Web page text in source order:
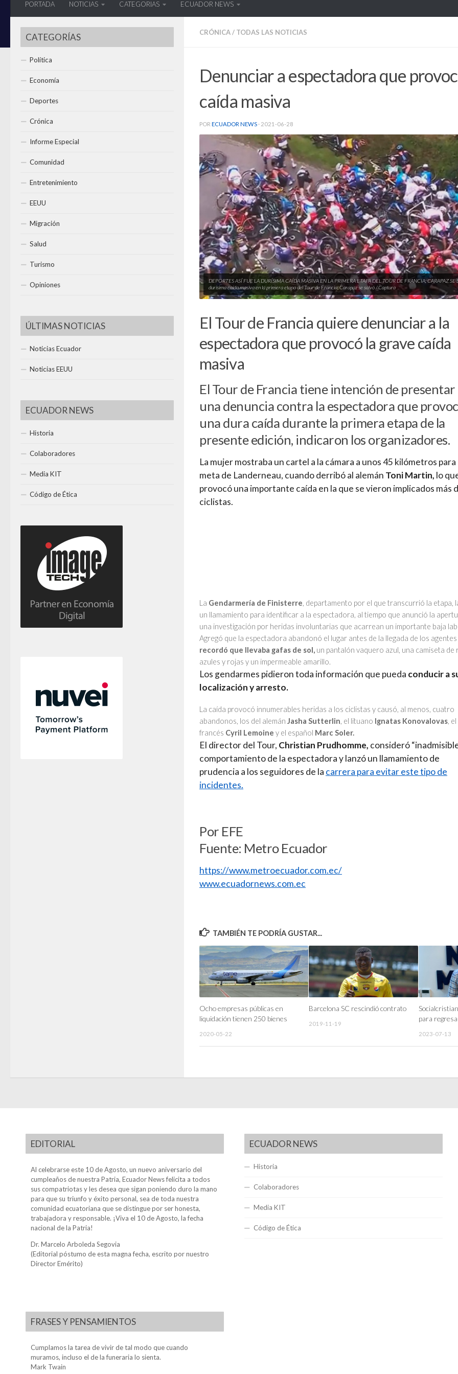
PORTADA NOTICIAS CATEGORIAS ECUADOR NEWS
CRÓNICA/ TODAS LAS NOTICIAS
Denunciar a espectadora que
caída masiva
POR ECUADOR NEWS · 2021-06-28
DEPORTES ASÍ FUE LA DURÍSIMA CAÍDA MASIVA EN LA PRIMERA ETAPA DEL TOUR DE FRANCIA; CARAPAZ SE
durísima caída masiva en la primera etapa del Tour de Francia; Carapaz se salvó / Captura
El Tour de Francia quiere denunciar a la
espectadora que provocó la grave caída
masiva
El Tour de Francia tiene intención de presentar
una denuncia contra la espectadora que
una dura caída durante la primera etapa de la
presente edición, indicaron los organizadores.
La mujer mostraba un cartel a la cámara a unos 45 kilómetros para
meta de Landerneau, cuando derribó al alemán Toni Martin, lo
provocó una importante caída en la que se vieron implicados más
ciclistas.
La Gendarmería de Finisterre, departamento por el que transcurrió la etapa,
un llamamiento para identificar a la espectadora, al tiempo que anunció la
una investigación por heridas involuntarias que acarrean un importante baja
Agregó que la espectadora abandonó el lugar antes de la llegada de los agentes
recordó que llevaba gafas de sol, un pantalón vaquero azul, una camiseta de
azules y rojas y un impermeable amarillo.
Los gendarmes pidieron toda información que pueda conducir a
localización y arresto.
La caída provocó innumerables heridas a los ciclistas y causó, al menos, cuatro
abandonos, los del alemán Jasha Sutterlin, el lituano Ignatas Konovalovas, el
francés Cyril Lemoine y el español Marc Soler.
El director del Tour, Christian Prudhomme, consideró
comportamiento de la espectadora y lanzó un llamamiento de
prudencia a los seguidores de la carrera para evitar este tipo de
incidentes.
Por EFE
Fuente: Metro Ecuador
https://www.metroecuador.com.ec/
www.ecuadornews.com.ec
TAMBIÉN TE PODRÍA GUSTAR...
Ocho empresas públicas en
liquidación tienen 250 bienes
2020-05-22
Barcelona SC rescindió contrato
2019-11-19
para
2023-07-13
CATEGORÍAS
Política
Economía
Deportes
Crónica
Informe Especial
Comunidad
Entretenimiento
EEUU
Migración
Salud
Turismo
Opiniones
ÚLTIMAS NOTICIAS
Noticias Ecuador
Noticias EEUU
ECUADOR NEWS
Historia
Colaboradores
Media KIT
Código de Ética
EDITORIAL
Al celebrarse este 10 de Agosto, un nuevo aniversario del
cumpleaños de nuestra Patria, Ecuador News felicita a todos
sus compatriotas y les desea que sigan poniendo duro la mano
para que su triunfo y éxito personal, sea de toda nuestra
comunidad ecuatoriana que se distingue por ser honesta,
trabajadora y responsable. ¡Viva el 10 de Agosto, la fecha
nacional de la Patria!
Dr. Marcelo Arboleda Segovia
(Editorial póstumo de esta magna fecha, escrito por nuestro
Director Emérito)
FRASES Y PENSAMIENTOS
Cumplamos la tarea de vivir de tal modo que cuando
muramos, incluso el de la funeraria lo sienta.
Mark Twain
ECUADOR NEWS
Historia
Colaboradores
Media KIT
Código de Ética